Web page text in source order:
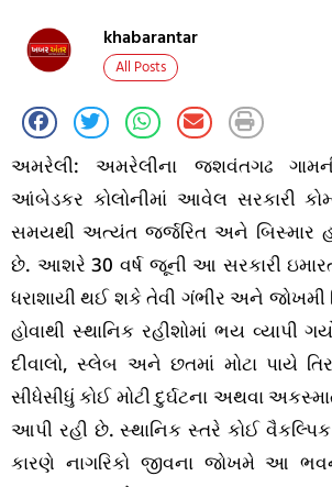
khabarantar
All Posts
અમરેલી: અમરેલીના જશવંતગઢ
આંબેડકર કોલોનીમાં આવેલ સરકારી
સમયથી અત્યંત જર્જરિત અને બિસ્માર
છે. આશરે 30 વર્ષ જૂની આ સરકારી
ધરાશાયી થઈ શકે તેવી ગંભીર અને જોખમી
હોવાથી સ્થાનિક રહીશોમાં ભય વ્યાપી
દીવાલો, સ્લેબ અને છતમાં મોટા પાયે
સીધેસીધું કોઈ મોટી દુર્ઘટના અથવા
આપી રહી છે. સ્થાનિક સ્તરે કોઈ વૈકલ્પિક
કારણે નાગરિકો જીવના જોખમે આ